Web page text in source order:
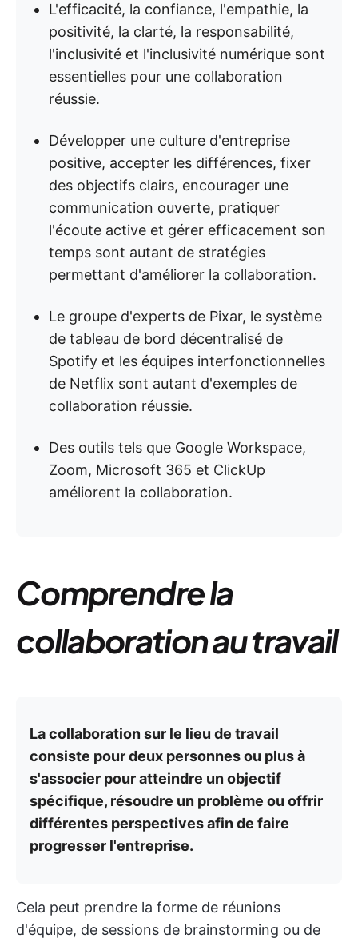
L'efficacité, la confiance, l'empathie, la
positivité, la clarté, la responsabilité,
l'inclusivité et l'inclusivité numérique sont
essentielles pour une collaboration
réussie.
Développer une culture d'entreprise
positive, accepter les différences, fixer
des objectifs clairs, encourager une
communication ouverte, pratiquer
l'écoute active et gérer efficacement son
temps sont autant de stratégies
permettant d'améliorer la collaboration.
Le groupe d'experts de Pixar, le système
de tableau de bord décentralisé de
Spotify et les équipes interfonctionnelles
de Netflix sont autant d'exemples de
collaboration réussie.
Des outils tels que Google Workspace,
Zoom, Microsoft 365 et ClickUp
améliorent la collaboration.
Comprendre la
collaboration au travail
La collaboration sur le lieu de travail
consiste pour deux personnes ou plus à
s'associer pour atteindre un objectif
spécifique, résoudre un problème ou offrir
différentes perspectives afin de faire
progresser l'entreprise.
Cela peut prendre la forme de réunions
d'équipe, de sessions de brainstorming ou de